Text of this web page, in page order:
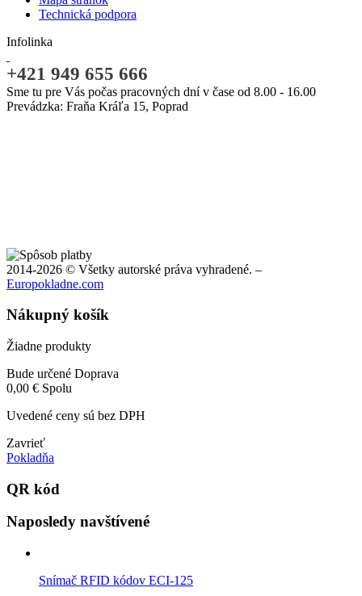
Technická podpora
Infolinka
+421 949 655 666
Sme tu pre Vás počas pracovných dní v čase od 8.00 - 16.00
Prevádzka: Fraňa Kráľa 15, Poprad
2014-2026 © Všetky autorské práva vyhradené. –
Europokladne.com
Nákupný košík
Žiadne produkty
Bude určené Doprava
0,00 € Spolu
Uvedené ceny sú bez DPH
Zavrieť
Pokladňa
QR kód
Naposledy navštívené
Snímač RFID kódov ECI-125